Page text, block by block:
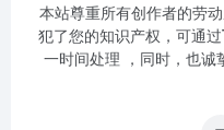
本站尊重所有创作者的劳
犯了您的知识产权，可通过
一时间处理 ，同时，也诚